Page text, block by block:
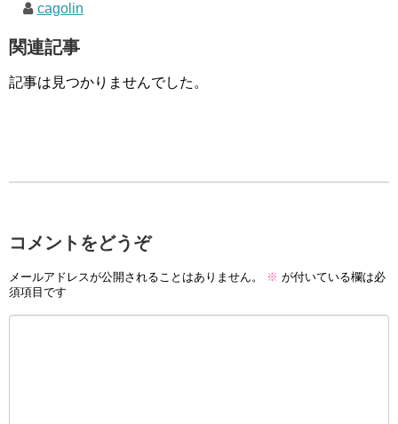
cagolin
関連記事
記事は見つかりませんでした。
コメントをどうぞ
メールアドレスが公開されることはありません。 ※ が付いている欄は必
須項目です